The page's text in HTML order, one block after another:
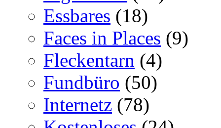
Essbares (18)
Faces in Places (9)
Fleckentarn (4)
Fundbüro (50)
Internetz (78)